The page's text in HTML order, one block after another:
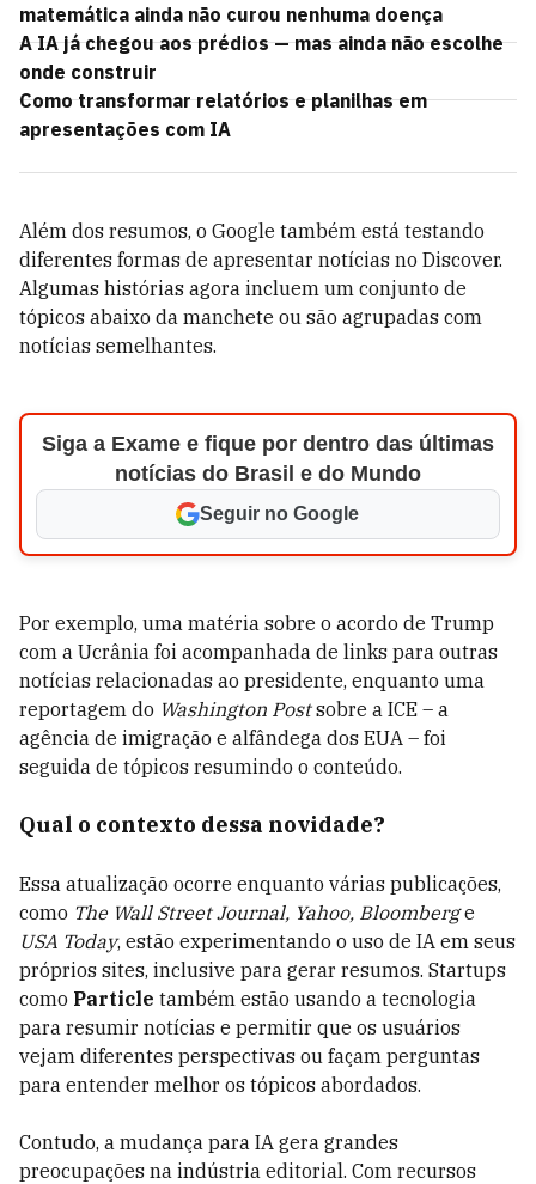
matemática ainda não curou nenhuma doença
A IA já chegou aos prédios — mas ainda não escolhe
onde construir
Como transformar relatórios e planilhas em
apresentações com IA
Além dos resumos, o Google também está testando
diferentes formas de apresentar notícias no Discover.
Algumas histórias agora incluem um conjunto de
tópicos abaixo da manchete ou são agrupadas com
notícias semelhantes.
Siga a Exame e fique por dentro das últimas
notícias do Brasil e do Mundo
Seguir no Google
Por exemplo, uma matéria sobre o acordo de Trump
com a Ucrânia foi acompanhada de links para outras
notícias relacionadas ao presidente, enquanto uma
reportagem do Washington Postsobre a ICE – a
agência de imigração e alfândega dos EUA – foi
seguida de tópicos resumindo o conteúdo.
Qual o contexto dessa novidade?
Essa atualização ocorre enquanto várias publicações,
como The Wall Street Journal, Yahoo, Bloomberge
USA Today, estão experimentando o uso de IA em seus
próprios sites, inclusive para gerar resumos. Startups
como Particle também estão usando a tecnologia
para resumir notícias e permitir que os usuários
vejam diferentes perspectivas ou façam perguntas
para entender melhor os tópicos abordados.
Contudo, a mudança para IA gera grandes
preocupações na indústria editorial. Com recursos